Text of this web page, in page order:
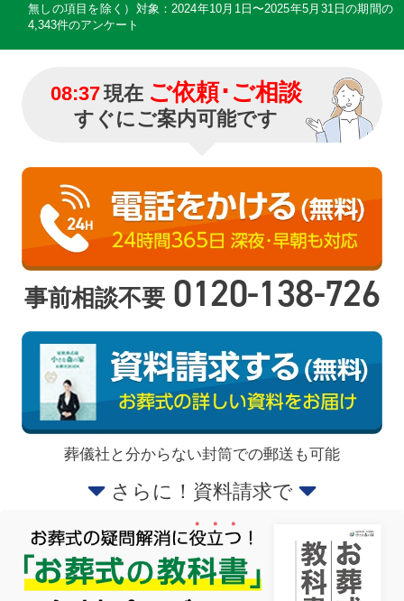
無しの項目を除く） 対象：2024年10月1日〜2025年5月31日の期間の
4,343件のアンケート
08:37現在 ご依頼･ご相談
すぐにご案内可能です
事前相談不要 0120-138-726
葬儀社と分からない封筒での郵送も可能
さらに！資料請求で